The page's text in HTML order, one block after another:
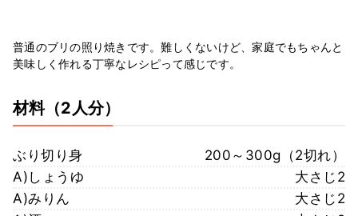
普通のブリの照り焼きです。難しくないけど、家庭でもちゃんと
美味しく作れる丁寧なレシピって感じです。
材料（2人分）
ぶり切り身
200～300g（2切れ）
A)しょうゆ
大さじ2
A)みりん
大さじ2